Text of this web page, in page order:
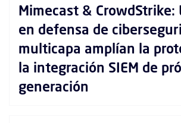
Mimecast & CrowdStrike:
en defensa de
multicapa amplían la
la integración SIEM de
generación